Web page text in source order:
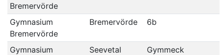
Bremervörde
Gymnasium
Bremervörde
Bremervörde 6b
Gymnasium
Seevetal
Gymmeck